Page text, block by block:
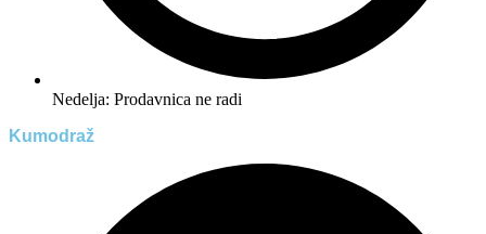
Nedelja: Prodavnica ne radi
Kumodraž